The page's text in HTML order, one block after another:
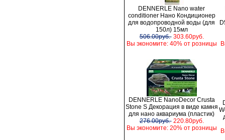
DENNERLE Nano water
conditioner Нано Кондиционер
для водопроводной воды (для
150л) 15мл
506.00руб. 303.60руб.
Вы экономите: 40% от розницы
DENNERLE NanoDecor Crusta
Stone S Декорация в виде камня
для нано аквариума (пластик)
276.00руб. 220.80руб.
Вы экономите: 20% от розницы